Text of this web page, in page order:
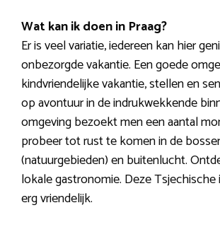
Wat kan ik doen in Praag?
Er is veel variatie, iedereen kan hier
onbezorgde vakantie. Een goede
kindvriendelijke vakantie, stellen en
op avontuur in de indrukwekkende
omgeving bezoekt men een aantal
probeer tot rust te komen in de
(natuurgebieden) en buitenlucht.
lokale gastronomie. Deze Tsjechische
erg vriendelijk.